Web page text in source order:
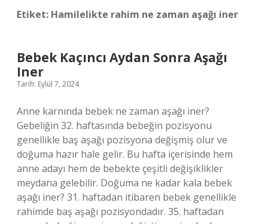
Etiket: Hamilelikte rahim ne zaman aşağı iner
Bebek Kaçıncı Aydan Sonra Aşağı
Iner
Tarih: Eylül 7, 2024
Anne karnında bebek ne zaman aşağı iner?
Gebeliğin 32. haftasında bebeğin pozisyonu
genellikle baş aşağı pozisyona değişmiş olur ve
doğuma hazır hale gelir. Bu hafta içerisinde hem
anne adayı hem de bebekte çeşitli değişiklikler
meydana gelebilir. Doğuma ne kadar kala bebek
aşağı iner? 31. haftadan itibaren bebek genellikle
rahimde baş aşağı pozisyondadır. 35. haftadan